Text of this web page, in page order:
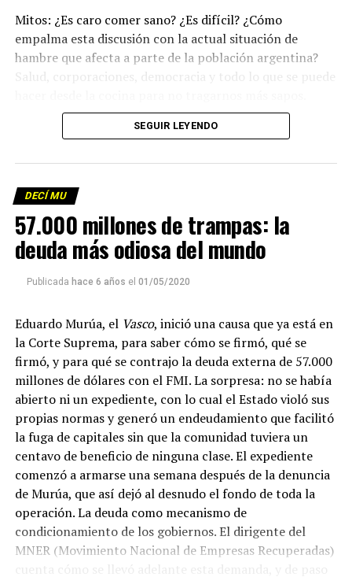
Mitos: ¿Es caro comer sano? ¿Es difícil? ¿Cómo
empalma esta discusión con la actual situación de
hambre que afecta a parte de la población argentina?
Salud, corporaciones, democracia y todo lo que se puede
(Escuchá el programa completo).
Foto: Martina Perosa
Descargar el programa
La reproducción de este programa es libre. Sólo tenés
que mandar un mail ainfolavaca@yahoo.com.ar
emitir todos los programas de Decí MU
SEGUIR LEYENDO
DECÍ MU
57.000 millones de trampas: la
deuda más odiosa del mundo
Publicada hace 6 años el 01/05/2020
Eduardo Murúa, el Vasco, inició una causa que ya está en
la Corte Suprema, para saber cómo se firmó, qué se
firmó, y para qué se contrajo la deuda externa de 57.000
millones de dólares con el FMI. La sorpresa: no se había
abierto ni un expediente, con lo cual el Estado violó sus
propias normas y generó un endeudamiento que facilitó
la fuga de capitales sin que la comunidad tuviera un
centavo de beneficio de ninguna clase. El expediente
comenzó a armarse una semana después de la denuncia
de Murúa, que así dejó al desnudo el fondo de toda la
operación. La deuda como mecanismo de
condicionamiento de los gobiernos. El dirigente del
MNER (Movimiento Nacional de Empresas Recuperadas)